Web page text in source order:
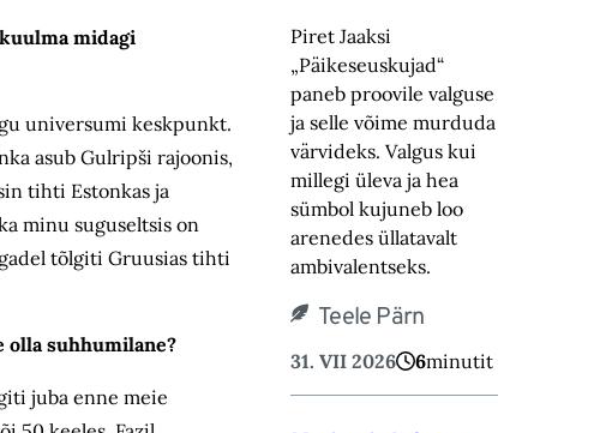
midagi
universumi keskpunkt.
asub Gulripši rajoonis,
tihti Estonkas ja
minu suguseltsis on
tõlgiti Gruusias tihti
olla suhhumilane?
juba enne meie
Piret Jaaksi
„Päikeseuskujad“
paneb proovile valguse
ja selle võime murduda
värvideks. Valgus kui
millegi üleva ja hea
sümbol kujuneb loo
arenedes üllatavalt
ambivalentseks.
Teele Pärn
31. VII 2026 6minutit